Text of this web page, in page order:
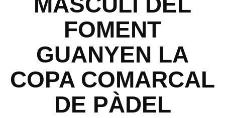
FOMENT
GUANYEN LA
COPA COMARCAL
DE PÀDEL